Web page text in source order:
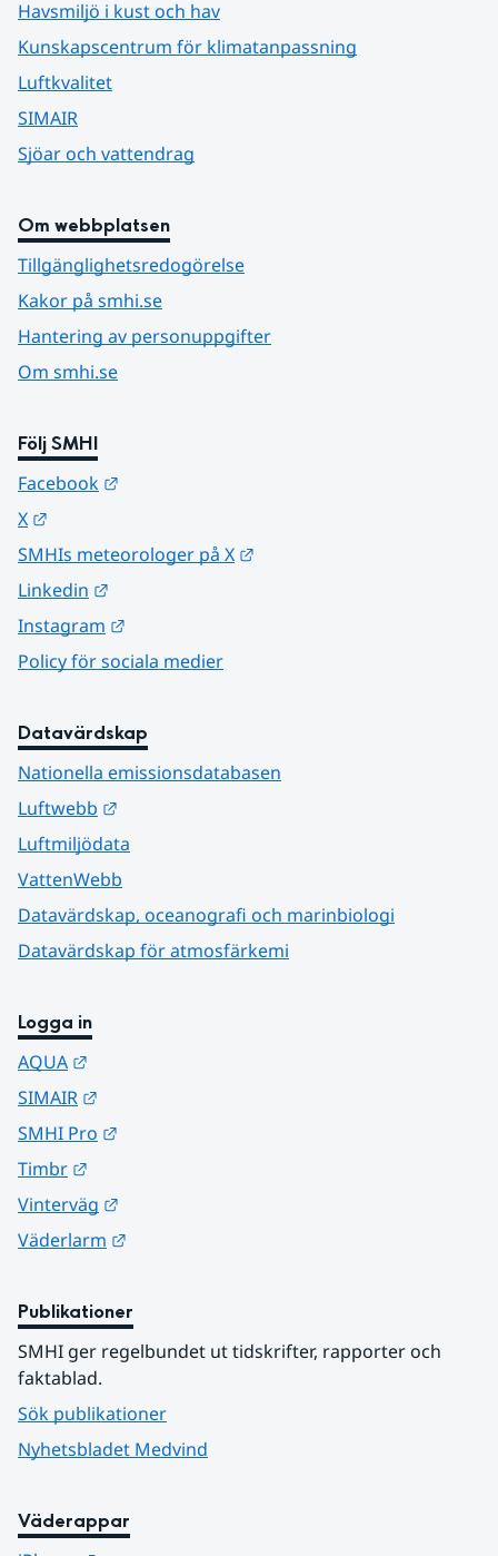
Havsmiljö i kust och hav
Kunskapscentrum för klimatanpassning
Luftkvalitet
SIMAIR
Sjöar och vattendrag
Om webbplatsen
Tillgänglighetsredogörelse
Kakor på smhi.se
Hantering av personuppgifter
Om smhi.se
Följ SMHI
Facebook
X
SMHIs meteorologer på X
Linkedin
Instagram
Policy för sociala medier
Datavärdskap
Nationella emissionsdatabasen
Luftwebb
Luftmiljödata
VattenWebb
Datavärdskap, oceanografi och marinbiologi
Datavärdskap för atmosfärkemi
Logga in
AQUA
SIMAIR
SMHI Pro
Timbr
Vinterväg
Väderlarm
Publikationer
SMHI ger regelbundet ut tidskrifter, rapporter och
faktablad.
Sök publikationer
Nyhetsbladet Medvind
Väderappar